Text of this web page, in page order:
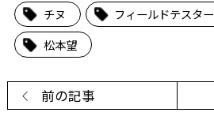
チヌ フィールドテスター
松本望
前の記事